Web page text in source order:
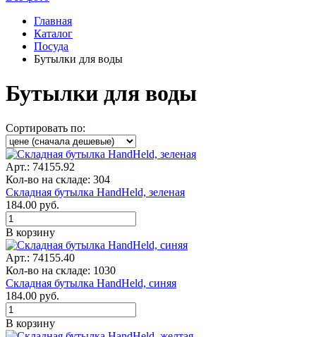
Главная
Каталог
Посуда
Бутылки для воды
Бутылки для воды
Сортировать по:
Арт.: 74155.92
Кол-во на складе: 304
Складная бутылка HandHeld, зеленая
184.00 руб.
В корзину
Арт.: 74155.40
Кол-во на складе: 1030
Складная бутылка HandHeld, синяя
184.00 руб.
В корзину